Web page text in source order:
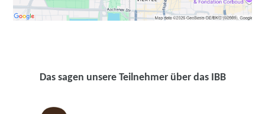
Das sagen unsere Teilnehmer über das IBB